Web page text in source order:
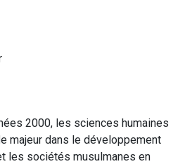
2000, les sciences humaines
majeur dans le développement
les sociétés musulmanes en